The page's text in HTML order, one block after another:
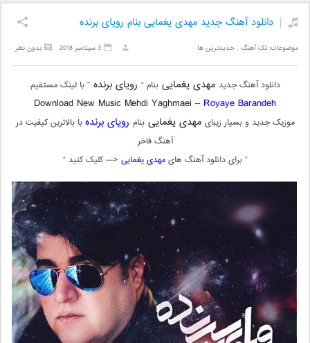
دانلود آهنگ جدید مهدی یغمایی بنام رویای برنده
موضوعات:تک آهنگ ,جدیدترین ها بدون نظر 3 سپتامبر 2018
دانلود آهنگ جدید مهدی یغماییبنام “ رویای برنده” با لینک مستقیم
Download New Music Mehdi Yaghmaei – Royaye Barandeh
موزیک جدید و بسیار زیبای مهدی یغماییبنام رویای برندهبا بالاترین کیفیت در
آهنگ فاخر
” برای دانلود آهنگ هایمهدی یغمایی <— کلیک کنید “